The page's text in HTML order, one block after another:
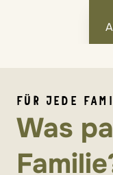
FÜR JEDE
Was